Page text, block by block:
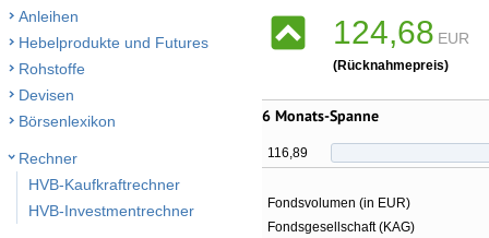
Anleihen
Hebelprodukte und Futures
Rohstoffe
Devisen
Börsenlexikon
Rechner
HVB-Kaufkraftrechner
HVB-Investmentrechner
124,68 EUR
(Rücknahmepreis)
6 Monats-Spanne
116,89
Fondsvolumen (in EUR)
Fondsgesellschaft (KAG)